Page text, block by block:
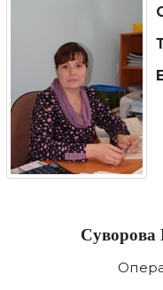
Суворова